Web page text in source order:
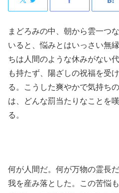
まどろみの中、朝から雲一つ
いると、悩みとはいっさい無
ちは人間のような休みがない
も持たず、陽ざしの祝福を受
る。こうした爽やかで気持ち
は、どんな罰当たりなことを
る。
何が人間だ。何が万物の霊長
我を産み落とした。この苦悩